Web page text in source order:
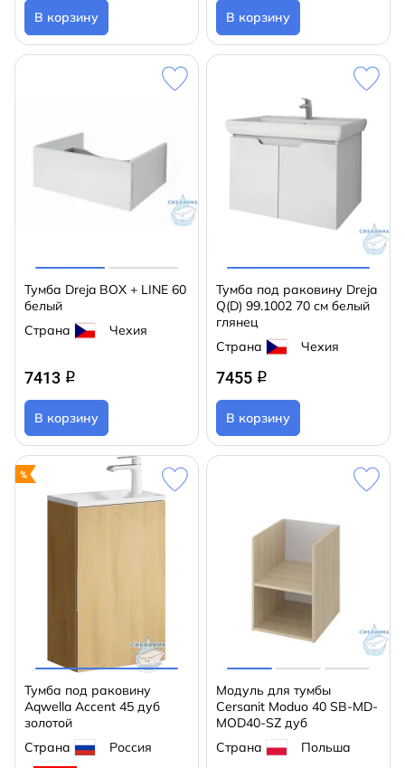
В корзину В корзину
Тумба Dreja BOX + LINE 60
белый
Страна
Чехия
7413 q
В корзину
Тумба под раковину Dreja
Q(D) 99.1002 70 см белый
глянец
Страна
Чехия
7455 q
В корзину
Тумба под раковину
Aqwella Accent 45 дуб
золотой
Страна
Россия
Модуль для тумбы
Cersanit Moduo 40 SB-MD-
MOD40-SZ дуб
Страна
Польша